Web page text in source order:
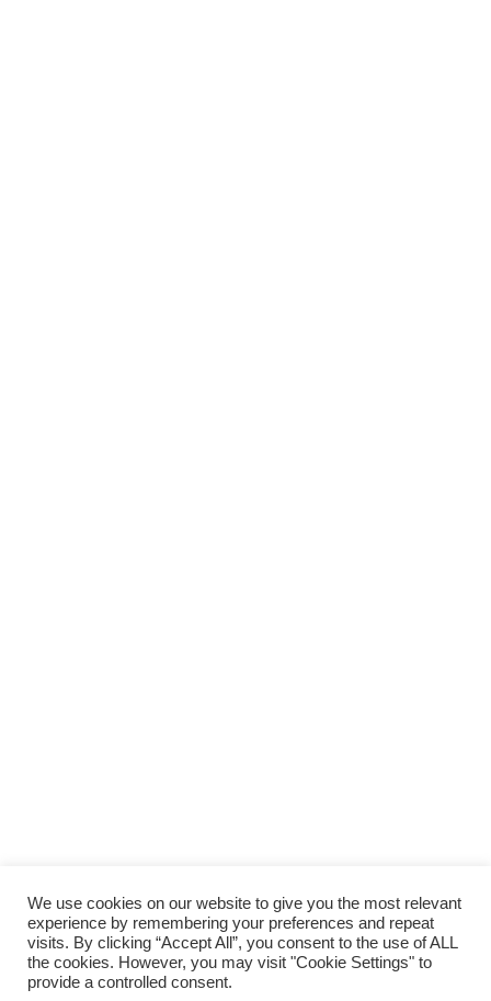
We use cookies on our website to give you the most relevant
experience by remembering your preferences and repeat
visits. By clicking “Accept All”, you consent to the use of ALL
the cookies. However, you may visit "Cookie Settings" to
provide a controlled consent.